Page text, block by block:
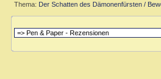
Thema: Der Schatten des Dämonenfürsten /